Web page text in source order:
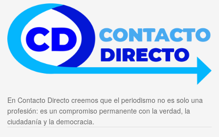
En Contacto Directo creemos que el periodismo no es solo una
profesión: es un compromiso permanente con la verdad, la
ciudadanía y la democracia.